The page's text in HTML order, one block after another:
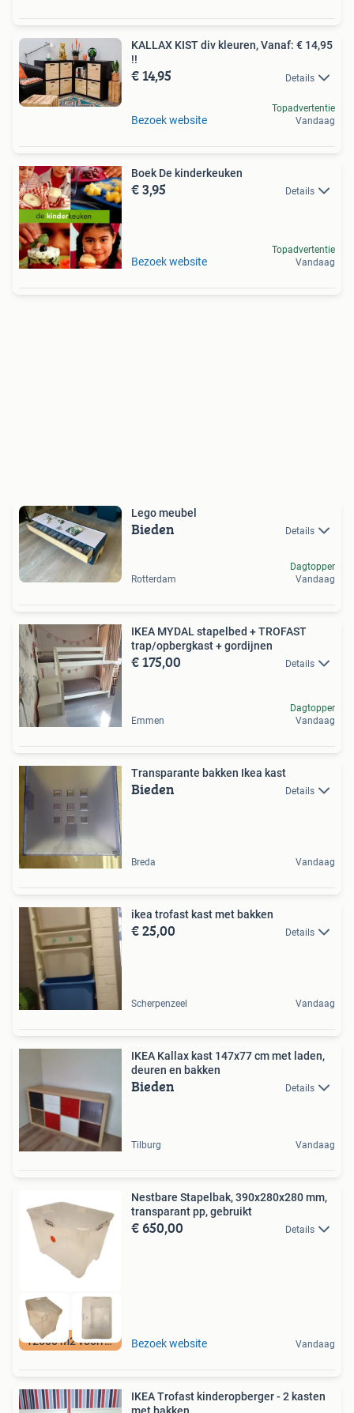
KALLAX KIST div kleuren, Vanaf: € 14,95
!!
€ 14,95 Details
Bezoek website
Topadvertentie
Vandaag
Boek De kinderkeuken
€ 3,95 Details
Bezoek website
Topadvertentie
Vandaag
Lego meubel
Bieden Details
Rotterdam
Dagtopper
Vandaag
IKEA MYDAL stapelbed + TROFAST
trap/opbergkast + gordijnen
€ 175,00 Details
Emmen
Dagtopper
Vandaag
Transparante bakken Ikea kast
Bieden Details
Breda Vandaag
ikea trofast kast met bakken
€ 25,00 Details
Scherpenzeel Vandaag
IKEA Kallax kast 147x77 cm met laden,
deuren en bakken
Bieden Details
Tilburg Vandaag
12500 m2 voorraad
Nestbare Stapelbak, 390x280x280 mm,
transparant pp, gebruikt
€ 650,00 Details
Bezoek website Vandaag
IKEA Trofast kinderopberger - 2 kasten